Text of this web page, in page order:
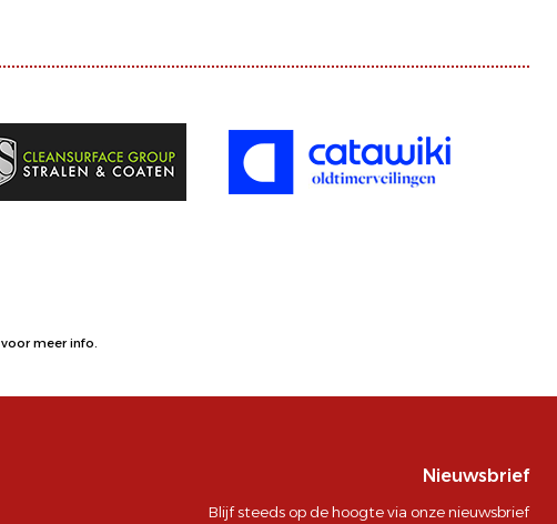
voor meer info.
Nieuwsbrief
Blijf steeds op de hoogte via onze nieuwsbrief